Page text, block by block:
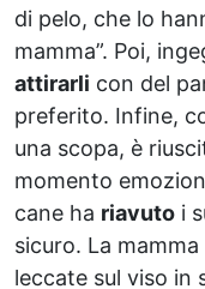
di pelo, che lo
mamma”. Poi,
attirarli con del
preferito. Infine,
una scopa, è
momento
cane ha riavuto i
sicuro. La
leccate sul viso in